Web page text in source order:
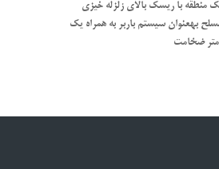
منطقه با ریسک بالای زلزله خیزی
بهعنوان سیستم باربر به همراه یک